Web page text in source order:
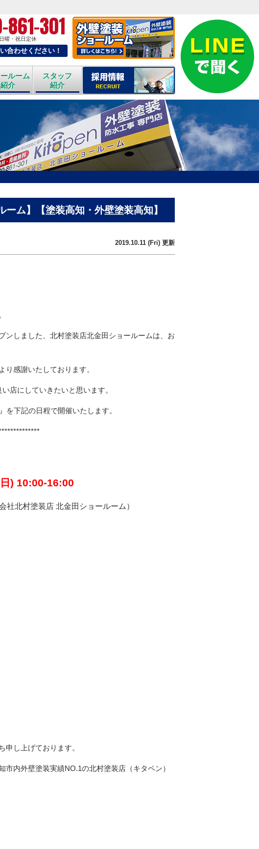
861-301
曜・祝日定休
合わせください！
ルーム
紹介
スタッフ
紹介
ム】【塗装高知・外壁塗装高知】
2019.10.11 (Fri) 更新
ンしました、北村塗装店北金田ショールームは、お
感謝いたしております。
店にしていきたいと思います。
下記の日程で開催いたします。
) 10:00-16:00
北村塗装店 北金田ショールーム）
し上げております。
内外壁塗装実績NO.1の北村塗装店（キタペン）